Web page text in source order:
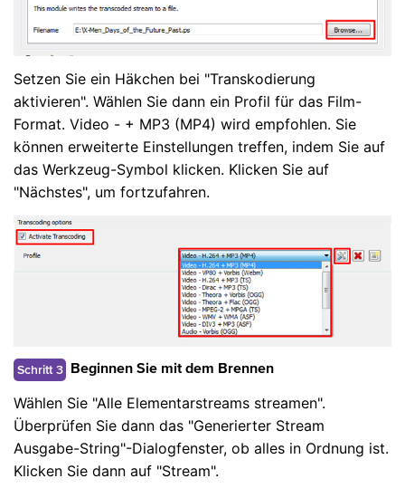
Setzen Sie ein Häkchen bei "Transkodierung
aktivieren". Wählen Sie dann ein Profil für das Film-
Format. Video - + MP3 (MP4) wird empfohlen. Sie
können erweiterte Einstellungen treffen, indem Sie auf
das Werkzeug-Symbol klicken. Klicken Sie auf
"Nächstes", um fortzufahren.
Schritt 3 Beginnen Sie mit dem Brennen
Wählen Sie "Alle Elementarstreams streamen".
Überprüfen Sie dann das "Generierter Stream
Ausgabe-String"-Dialogfenster, ob alles in Ordnung ist.
Klicken Sie dann auf "Stream".